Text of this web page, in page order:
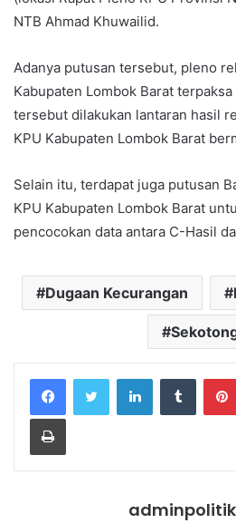
NTB Ahmad Khuwailid.
Adanya putusan tersebut, pleno
Kabupaten Lombok Barat
tersebut dilakukan lantaran hasil
KPU Kabupaten Lombok Barat
Selain itu, terdapat juga putusan
KPU Kabupaten Lombok Barat
pencocokan data antara C-Hasil
Dugaan Kecurangan
LinkedInTumblr
Print